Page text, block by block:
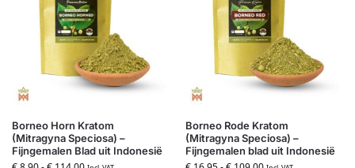
Borneo Horn Kratom
(Mitragyna Speciosa) –
Fijngemalen Blad uit Indonesië
Borneo Rode Kratom
(Mitragyna Speciosa) –
Fijngemalen blad uit Indonesië